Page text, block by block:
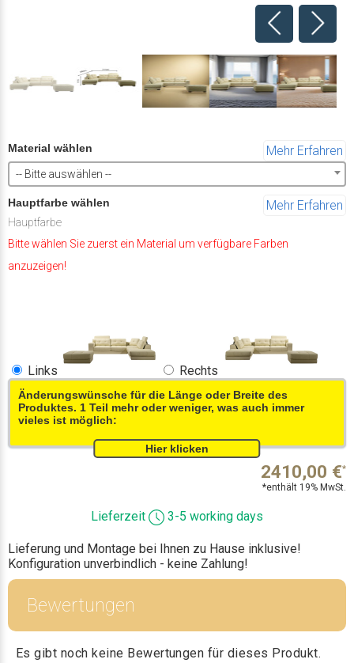
Material wählen Mehr Erfahren
-- Bitte auswählen --
Hauptfarbe wählen Mehr Erfahren
Hauptfarbe
Bitte wählen Sie zuerst ein Material um verfügbare Farben
anzuzeigen!
Links Rechts
Änderungswünsche für die Länge oder Breite des
Produktes. 1 Teil mehr oder weniger, was auch immer
vieles ist möglich:
2410,00 €*
*enthält 19% MwSt.
Lieferzeit 3-5 working days
Lieferung und Montage bei Ihnen zu Hause inklusive!
Konfiguration unverbindlich - keine Zahlung!
Bewertungen
Es gibt noch keine Bewertungen für dieses Produkt.